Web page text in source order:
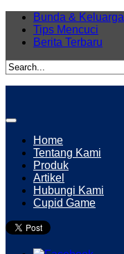
Bunda & Keluarga
Tips Mencuci
Berita Terbaru
Home
Tentang Kami
Produk
Artikel
Hubungi Kami
Cupid Game